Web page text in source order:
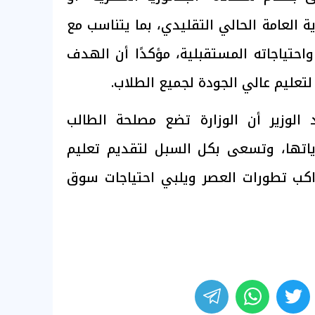
العامة الحالي التقليدي، بما يتناسب مع
المستقبلية، مؤكدًا أن الهدف
عالي الجودة لجميع الطلاب.
الوزير أن الوزارة تضع مصلحة الطالب
وتسعى بكل السبل لتقديم تعليم
تطورات العصر ويلبي احتياجات سوق